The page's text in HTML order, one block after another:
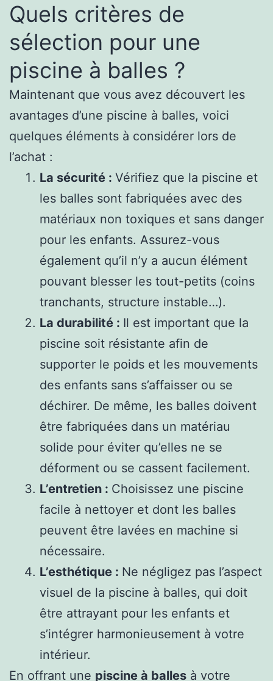
Quels critères de
sélection pour une
piscine à balles ?
Maintenant que vous avez découvert les
avantages d’une piscine à balles, voici
quelques éléments à considérer lors de
l’achat :
La sécurité : Vérifiez que la piscine et
les balles sont fabriquées avec des
matériaux non toxiques et sans danger
pour les enfants. Assurez-vous
également qu’il n’y a aucun élément
pouvant blesser les tout-petits (coins
tranchants, structure instable…).
La durabilité : Il est important que la
piscine soit résistante afin de
supporter le poids et les mouvements
des enfants sans s’affaisser ou se
déchirer. De même, les balles doivent
être fabriquées dans un matériau
solide pour éviter qu’elles ne se
déforment ou se cassent facilement.
L’entretien : Choisissez une piscine
facile à nettoyer et dont les balles
peuvent être lavées en machine si
nécessaire.
L’esthétique : Ne négligez pas l’aspect
visuel de la piscine à balles, qui doit
être attrayant pour les enfants et
s’intégrer harmonieusement à votre
intérieur.
En offrant une piscine à balles à votre